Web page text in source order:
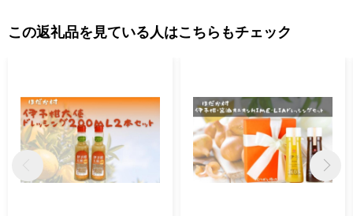
この返礼品を見ている人はこちらもチェック